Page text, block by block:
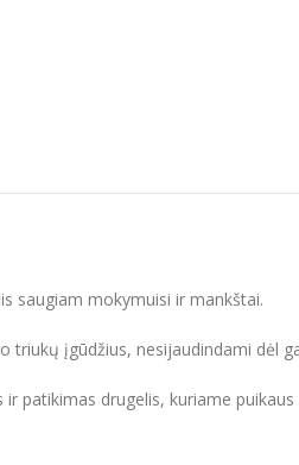
saugiam mokymuisi ir mankštai.
triukų įgūdžius, nesijaudindami dėl
patikimas drugelis, kuriame